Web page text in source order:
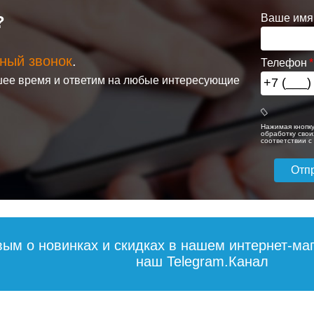
Полотенцесушитель
электрический
RAGLO R350.07.33
терморегулятором,
матовая медь
электрический
RAGLO
настенный
сенсорный с
звонок.
время и ответим на любые интересующие
Ваше имя
Телефон
Нажимая
обработку
соответствии с
о новинках и скидках в нашем интернет-
наш Telegram.Канал